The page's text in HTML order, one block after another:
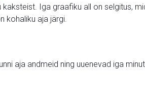
Iga graafiku all on selgitus,
kohaliku aja järgi.
aja andmeid ning uuenevad iga minut.